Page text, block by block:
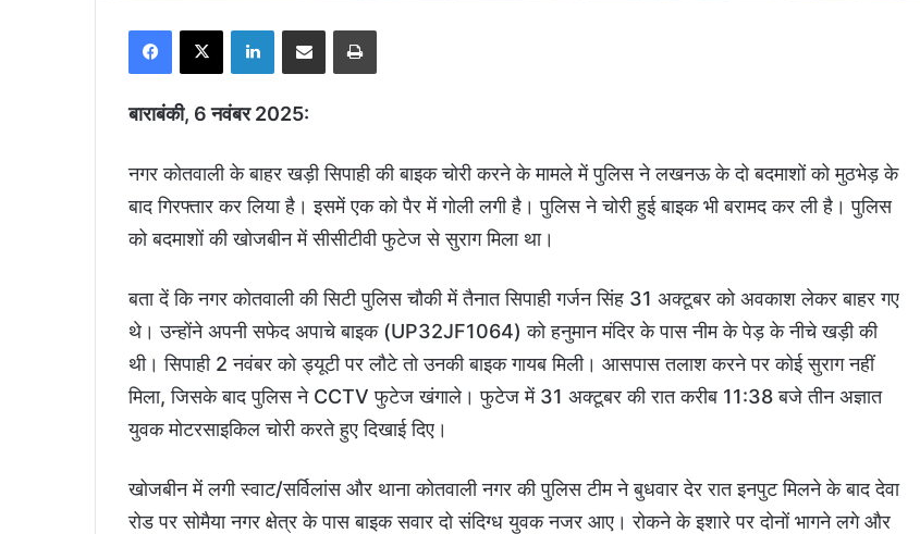
Facebook
X LinkedInShare via Email Print
बाराबंकी, 6 नवंबर 2025:
नगर कोतवाली के बाहर खड़ी सिपाही की बाइक चोरी करने के मामले में पुलिस ने लखनऊ के दो बदमाशों को मुठभेड़ के
बाद गिरफ्तार कर लिया है। इसमें एक को पैर में गोली लगी है। पुलिस ने चोरी हुई बाइक भी बरामद कर ली है। पुलिस
को बदमाशों की खोजबीन में सीसीटीवी फुटेज से सुराग मिला था।
बता दें कि नगर कोतवाली की सिटी पुलिस चौकी में तैनात सिपाही गर्जन सिंह 31 अक्टूबर को अवकाश लेकर बाहर गए
थे। उन्होंने अपनी सफेद अपाचे बाइक (UP32JF1064) को हनुमान मंदिर के पास नीम के पेड़ के नीचे खड़ी की
थी। सिपाही 2 नवंबर को ड्यूटी पर लौटे तो उनकी बाइक गायब मिली। आसपास तलाश करने पर कोई सुराग नहीं
मिला, जिसके बाद पुलिस ने CCTV फुटेज खंगाले। फुटेज में 31 अक्टूबर की रात करीब 11:38 बजे तीन अज्ञात
युवक मोटरसाइकिल चोरी करते हुए दिखाई दिए।
खोजबीन में लगी स्वाट/सर्विलांस और थाना कोतवाली नगर की पुलिस टीम ने बुधवार देर रात इनपुट मिलने के बाद देवा
रोड पर सोमैया नगर क्षेत्र के पास बाइक सवार दो संदिग्ध युवक नजर आए। रोकने के इशारे पर दोनों भागने लगे और